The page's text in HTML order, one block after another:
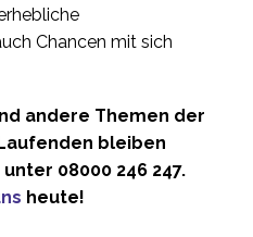
Chancen mit sich
andere Themen der
bleiben
08000 246 247.
heute!